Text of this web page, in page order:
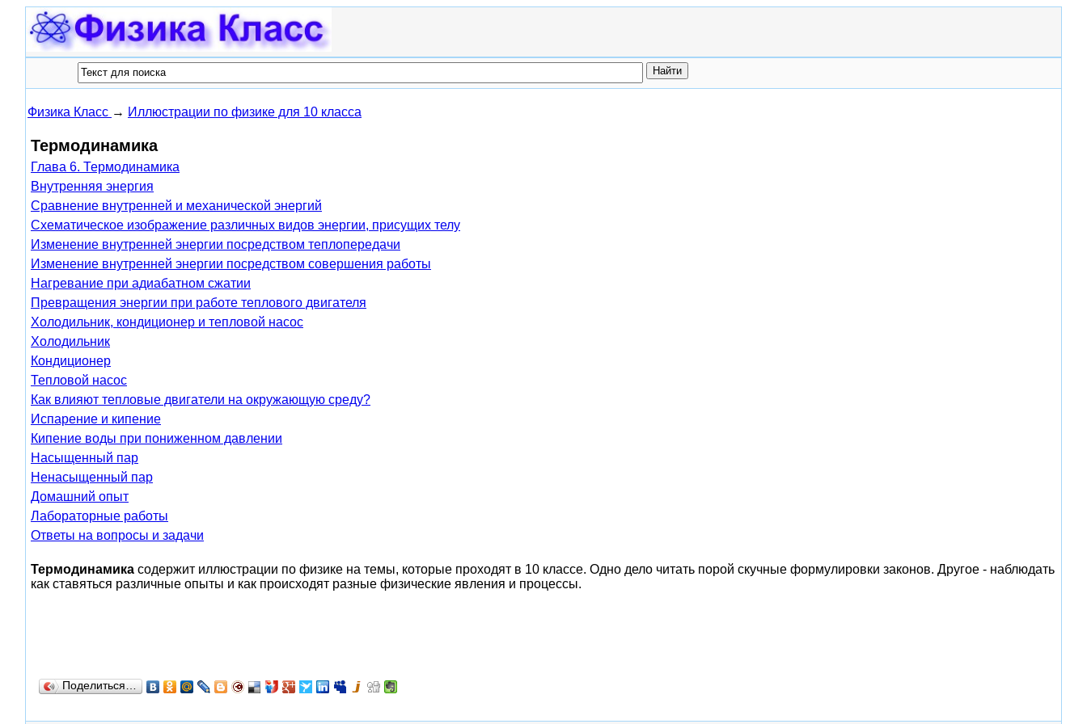
Физика Класс → Иллюстрации по физике для 10 класса
Термодинамика
Глава 6. Термодинамика
Внутренняя энергия
Сравнение внутренней и механической энергий
Схематическое изображение различных видов энергии, присущих телу
Изменение внутренней энергии посредством теплопередачи
Изменение внутренней энергии посредством совершения работы
Нагревание при адиабатном сжатии
Превращения энергии при работе теплового двигателя
Холодильник, кондиционер и тепловой насос
Холодильник
Кондиционер
Тепловой насос
Как влияют тепловые двигатели на окружающую среду?
Испарение и кипение
Кипение воды при пониженном давлении
Насыщенный пар
Ненасыщенный пар
Домашний опыт
Лабораторные работы
Ответы на вопросы и задачи
Термодинамика содержит иллюстрации по физике на темы, которые проходят в 10 классе. Одно дело читать порой скучные формулировки законов. Другое - наблюдать
как ставяться различные опыты и как происходят разные физические явления и процессы.
Поделиться…